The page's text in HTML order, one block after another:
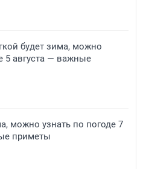
будет зима, можно
5 августа — важные
можно узнать по погоде 7
приметы